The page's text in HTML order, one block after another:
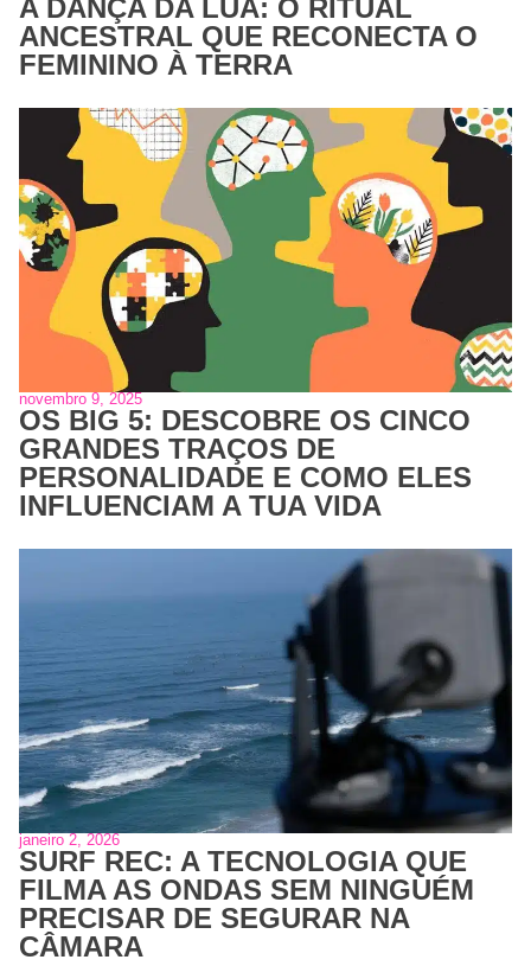
A DANÇA DA LUA: O RITUAL
ANCESTRAL QUE RECONECTA O
FEMININO À TERRA
novembro 9, 2025
OS BIG 5: DESCOBRE OS CINCO
GRANDES TRAÇOS DE
PERSONALIDADE E COMO ELES
INFLUENCIAM A TUA VIDA
janeiro 2, 2026
SURF REC: A TECNOLOGIA QUE
FILMA AS ONDAS SEM NINGUÉM
PRECISAR DE SEGURAR NA
CÂMARA